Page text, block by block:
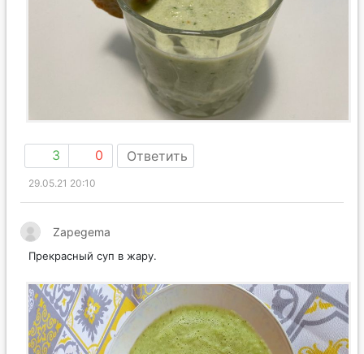
3 0 Ответить
29.05.21 20:10
Zapegema
Прекрасный суп в жару.